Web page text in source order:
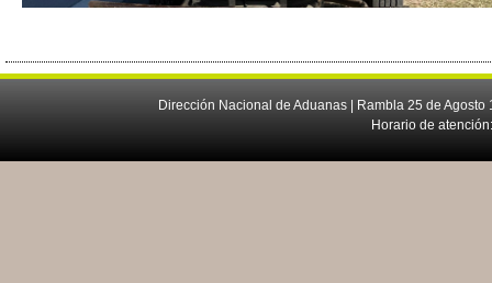
Dirección Nacional de Aduanas | Rambla 25 de
Horario de